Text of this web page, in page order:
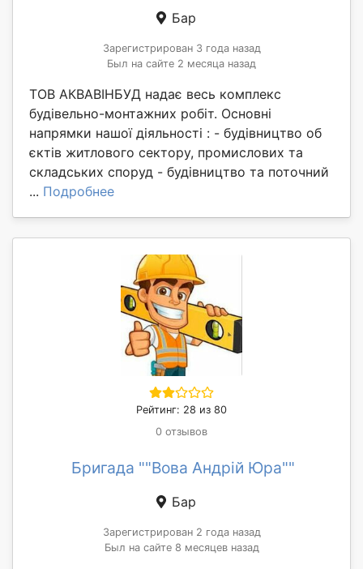
Бар
Зарегистрирован 3 года назад
Был на сайте 2 месяца назад
ТОВ АКВАВІНБУД надає весь комплекс
будівельно-монтажних робіт. Основні
напрямки нашої діяльності : - будівництво об
єктів житлового сектору, промислових та
складських споруд - будівництво та поточний
... Подробнее
Рейтинг: 28 из 80
0 отзывов
Бригада ""Вова Андрій Юра""
Бар
Зарегистрирован 2 года назад
Был на сайте 8 месяцев назад